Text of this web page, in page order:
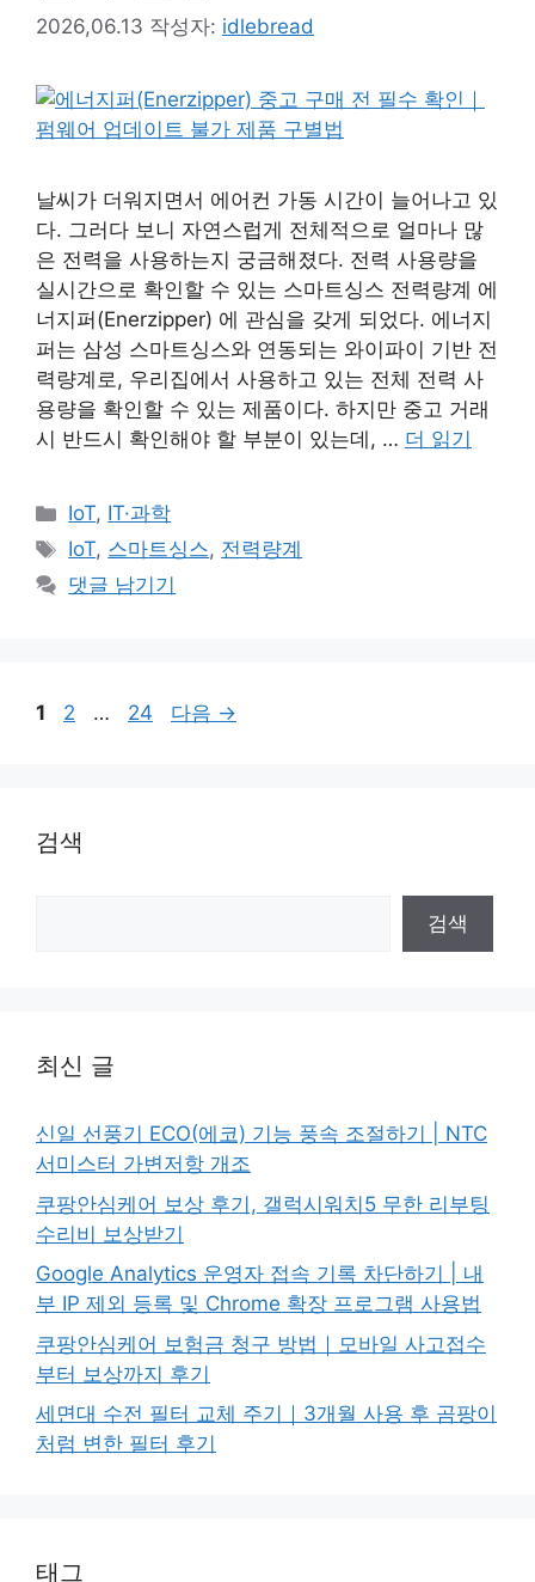
2026,06.13 작성자: idlebread
날씨가 더워지면서 에어컨 가동 시간이 늘어나고 있
다. 그러다 보니 자연스럽게 전체적으로 얼마나 많
은 전력을 사용하는지 궁금해졌다. 전력 사용량을
실시간으로 확인할 수 있는 스마트싱스 전력량계 에
너지퍼(Enerzipper) 에 관심을 갖게 되었다. 에너지
퍼는 삼성 스마트싱스와 연동되는 와이파이 기반 전
력량계로, 우리집에서 사용하고 있는 전체 전력 사
용량을 확인할 수 있는 제품이다. 하지만 중고 거래
시 반드시 확인해야 할 부분이 있는데, … 더 읽기
카
테
리
IoT, IT·과학
태
그
IoT, 스마트싱스, 전력량계
댓글 남기기
페
1
페
2 …
페
24 다음 →
검색
검색
최신 글
신일 선풍기 ECO(에코) 기능 풍속 조절하기 | NTC
서미스터 가변저항 개조
쿠팡안심케어 보상 후기, 갤럭시워치5 무한 리부팅
수리비 보상받기
Google Analytics 운영자 접속 기록 차단하기 | 내
부 IP 제외 등록 및 Chrome 확장 프로그램 사용법
쿠팡안심케어 보험금 청구 방법｜모바일 사고접수
부터 보상까지 후기
세면대 수전 필터 교체 주기｜3개월 사용 후 곰팡이
처럼 변한 필터 후기
태그